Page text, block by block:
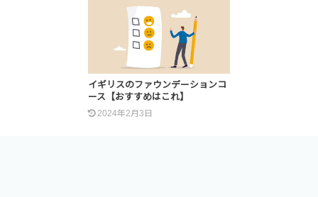
イギリスのファウンデーションコ
ース【おすすめはこれ】
2024年2月3日